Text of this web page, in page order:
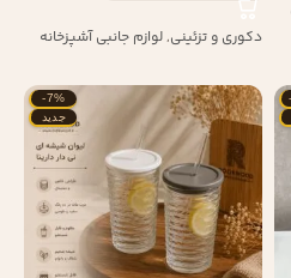
دکوری و تزئینی,لوازم جانبی آشپزخانه
-7%
جدید